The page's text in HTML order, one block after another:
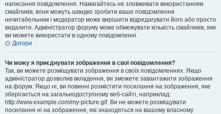
написання повідомлення. Намагайтесь не зловживати використанням
смайликів, вони можуть швидко зробити ваше повідомлення
нечитабельним і модератор може вирішити відредагувати його або просто
видалити. Адміністратор форуму може обмежувати кількість смайликів, яке
ви можете використати в одному повідомленні.
Догори
Чи можу я приєднувати зображення в свої повідомлення?
Так, ви можете розміщувати зображення в своїх повідомленнях. Якщо
адміністратор дозволив вкладення, ви зможете завантажити зображення
на форум. Якщо ні, ви повинні розмістити посилання на зображення, яке
зберігається на загальнодоступному веб-сайті, наприклад:
http://www.example.com/my-picture.gif. Ви не можете розміщувати
посилання ні на зображення, які знаходяться на вашому власному